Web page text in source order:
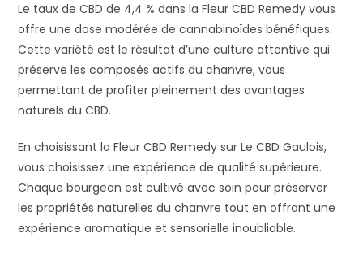
Le taux de CBD de 4,4 % dans la Fleur CBD Remedy vous
offre une dose modérée de cannabinoïdes bénéfiques.
Cette variété est le résultat d’une culture attentive qui
préserve les composés actifs du chanvre, vous
permettant de profiter pleinement des avantages
naturels du CBD.
En choisissant la Fleur CBD Remedy sur Le CBD Gaulois,
vous choisissez une expérience de qualité supérieure.
Chaque bourgeon est cultivé avec soin pour préserver
les propriétés naturelles du chanvre tout en offrant une
expérience aromatique et sensorielle inoubliable.